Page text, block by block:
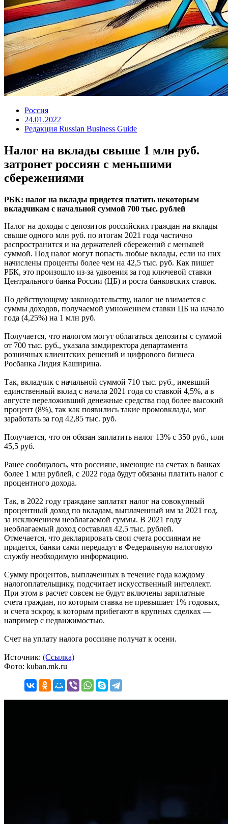
Россия
24.01.2022
Редакция Russian Business Guide
Налог на вклады свыше 1 млн руб.
затронет россиян с меньшими
сбережениями
РБК: налог на вклады придется платить некоторым
вкладчикам с начальной суммой 700 тыс. рублей
Налог на доходы с депозитов российских граждан на вклады
свыше одного млн руб. по итогам 2021 года частично
распространится и на держателей сбережений с меньшей
суммой. Под налог могут попасть любые вклады, если на них
начислены проценты более чем на 42,5 тыс. руб. Как пишет
РБК, это произошло из-за удвоения за год ключевой ставки
Центрального банка России (ЦБ) и роста банковских ставок.
По действующему законодательству, налог не взимается с
суммы доходов, получаемой умножением ставки ЦБ на начало
года (4,25%) на 1 млн руб.
Получается, что налогом могут облагаться депозиты с суммой
от 700 тыс. руб., указала замдиректора департамента
розничных клиентских решений и цифрового бизнеса
Росбанка Лидия Каширина.
Так, вкладчик с начальной суммой 710 тыс. руб., имевший
единственный вклад с начала 2021 года со ставкой 4,5%, а в
августе переложивший денежные средства под более высокий
процент (8%), так как появились такие промовклады, мог
заработать за год 42,85 тыс. руб.
Получается, что он обязан заплатить налог 13% с 350 руб., или
45,5 руб.
Ранее сообщалось, что россияне, имеющие на счетах в банках
более 1 млн рублей, с 2022 года будут обязаны платить налог с
процентного дохода.
Так, в 2022 году граждане заплатят налог на совокупный
процентный доход по вкладам, выплаченный им за 2021 год,
за исключением необлагаемой суммы. В 2021 году
необлагаемый доход составлял 42,5 тыс. рублей.
Отмечается, что декларировать свои счета россиянам не
придется, банки сами передадут в Федеральную налоговую
службу необходимую информацию.
Сумму процентов, выплаченных в течение года каждому
налогоплательщику, подсчитает искусственный интеллект.
При этом в расчет совсем не будут включены зарплатные
счета граждан, по которым ставка не превышает 1% годовых,
и счета эскроу, к которым прибегают в крупных сделках —
например с недвижимостью.
Счет на уплату налога россияне получат к осени.
Источник: (Ссылка)
Фото: kuban.mk.ru